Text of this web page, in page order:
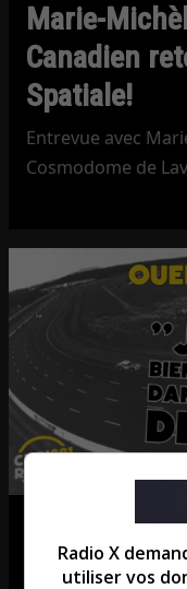
Marie-
Canadien
Spatiale!
Entrevue avec
Cosmodome de
Babu à la
Dany »Babu »
Radio X
utiliser vos